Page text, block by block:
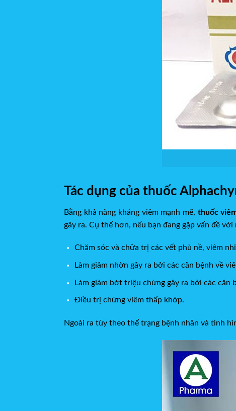
Tác dụng của thuốc
Bằng khả năng kháng viêm mạnh mẽ, thuốc
gây ra. Cụ thể hơn, nếu bạn đang gặp vấn đề
Chăm sóc và chữa trị các vết phù nề, viêm
Làm giảm nhờn gây ra bởi các căn bệnh về
Làm giảm bớt triệu chứng gây ra bởi các căn
Điều trị chứng viêm thấp khớp.
Ngoài ra tùy theo thể trạng bệnh nhân và tình